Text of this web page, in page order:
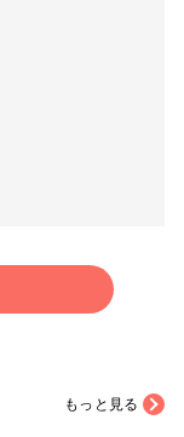
もっと見る